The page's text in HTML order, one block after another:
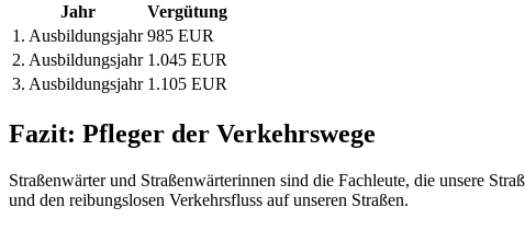
Jahr
Vergütung
1. Ausbildungsjahr 985 EUR
2. Ausbildungsjahr 1.045 EUR
3. Ausbildungsjahr 1.105 EUR
Fazit: Pfleger der Verkehrswege
Straßenwärter und Straßenwärterinnen sind die Fachleute, die unsere
und den reibungslosen Verkehrsfluss auf unseren Straßen.